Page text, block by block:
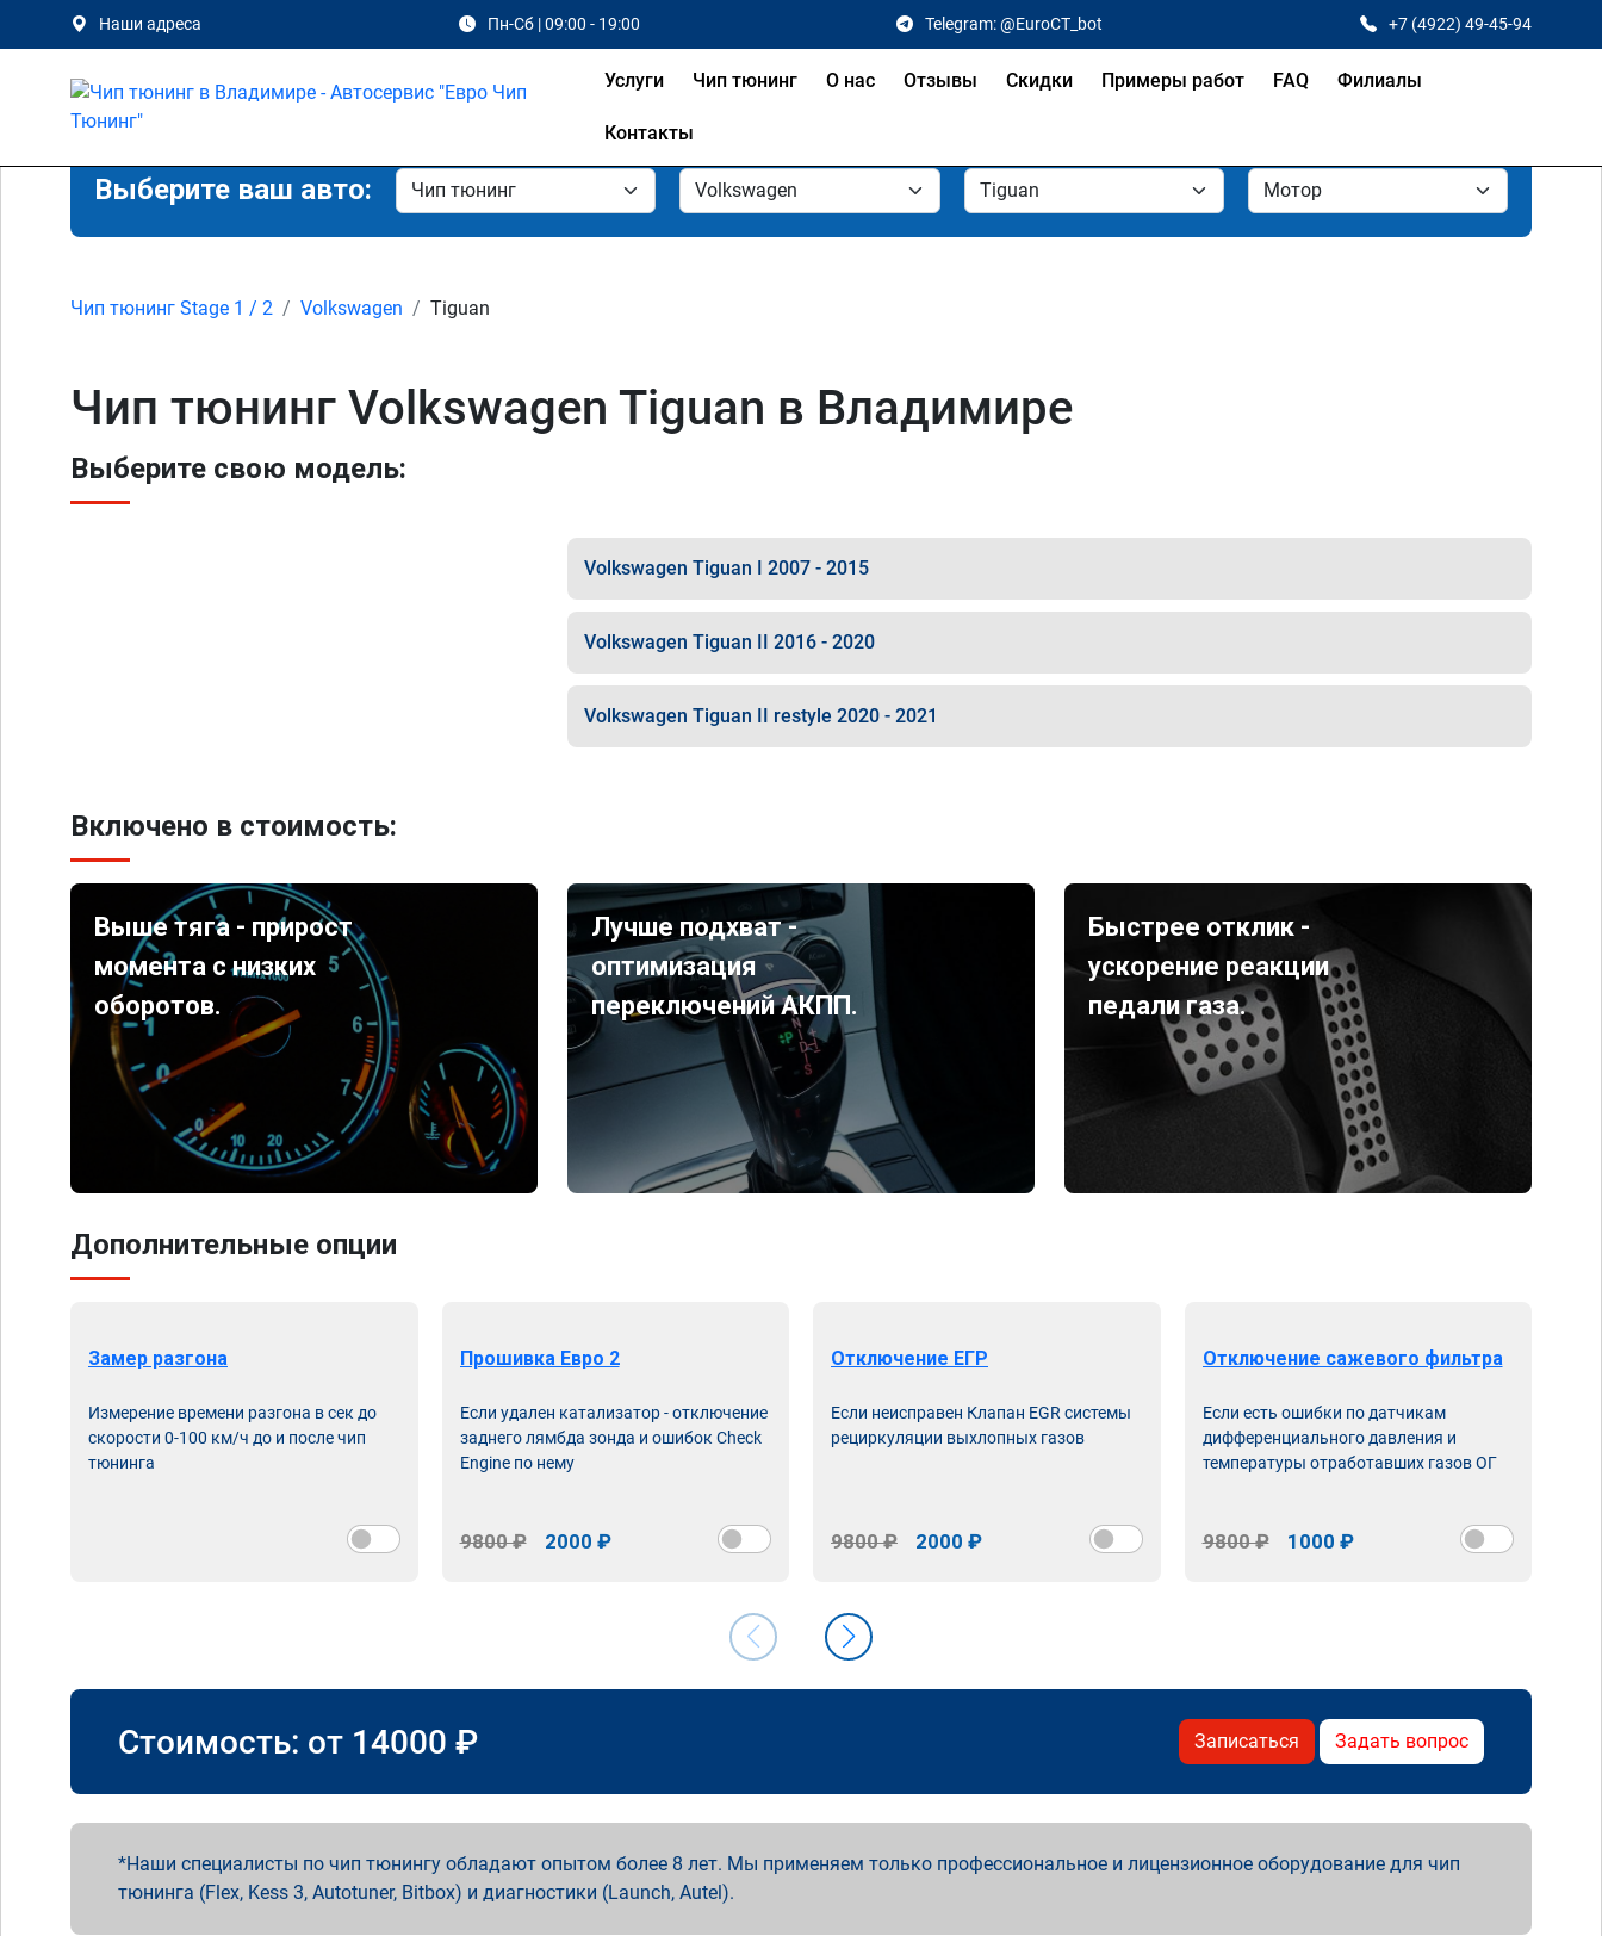
Наши адреса Пн-Сб | 09:00 - 19:00 Telegram: @EuroCT_bot +7 (4922) 49-45-94
Услуги Чип тюнинг О нас Отзывы Скидки Примеры работ FAQ Филиалы
Контакты
Выберите ваш авто:
Чип тюнинг Stage 1 / 2 Volkswagen Tiguan
Чип тюнинг Volkswagen Tiguan в Владимире
Выберите свою модель:
Volkswagen Tiguan I 2007 - 2015
Volkswagen Tiguan II 2016 - 2020
Volkswagen Tiguan II restyle 2020 - 2021
Включено в стоимость:
Выше тяга - прирост
момента с низких
оборотов.
Лучше подхват -
оптимизация
переключений АКПП.
Быстрее отклик -
ускорение реакции
педали газа.
Дополнительные опции
Замер разгона
Измерение времени разгона в сек до
скорости 0-100 км/ч до и после чип
тюнинга
Прошивка Евро 2
Если удален катализатор - отключение
заднего лямбда зонда и ошибок Check
Engine по нему
9800 ₽ 2000 ₽
Отключение ЕГР
Если неисправен Клапан EGR системы
рециркуляции выхлопных газов
9800 ₽ 2000 ₽
Отключение сажевого фильтра
Если есть ошибки по датчикам
дифференциального давления и
температуры отработавших газов ОГ
9800 ₽ 1000 ₽
Стоимость: от 14000 ₽ Записаться Задать вопрос
Наши специалисты по чип тюнингу обладают опытом более 8 лет. Мы применяем только профессиональное и лицензионное оборудование для чип
тюнинга (Flex, Kess 3, Autotuner, Bitbox) и диагностики (Launch, Autel).